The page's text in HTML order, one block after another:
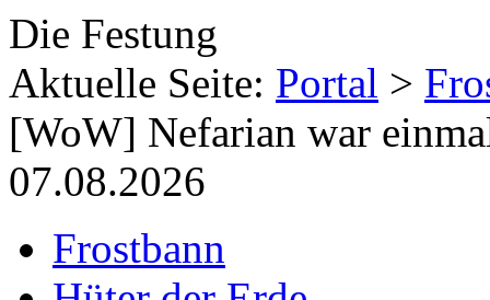
Die Festung
Aktuelle Seite: Portal >
[WoW] Nefarian war
07.08.2026
Frostbann